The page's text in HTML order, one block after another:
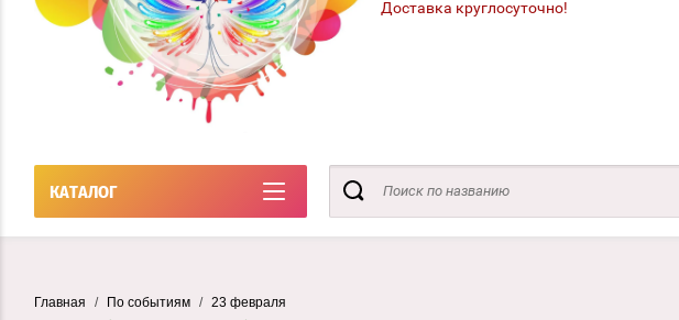
Доставка круглосуточно!
КАТАЛОГ
Главная / По событиям / 23 февраля